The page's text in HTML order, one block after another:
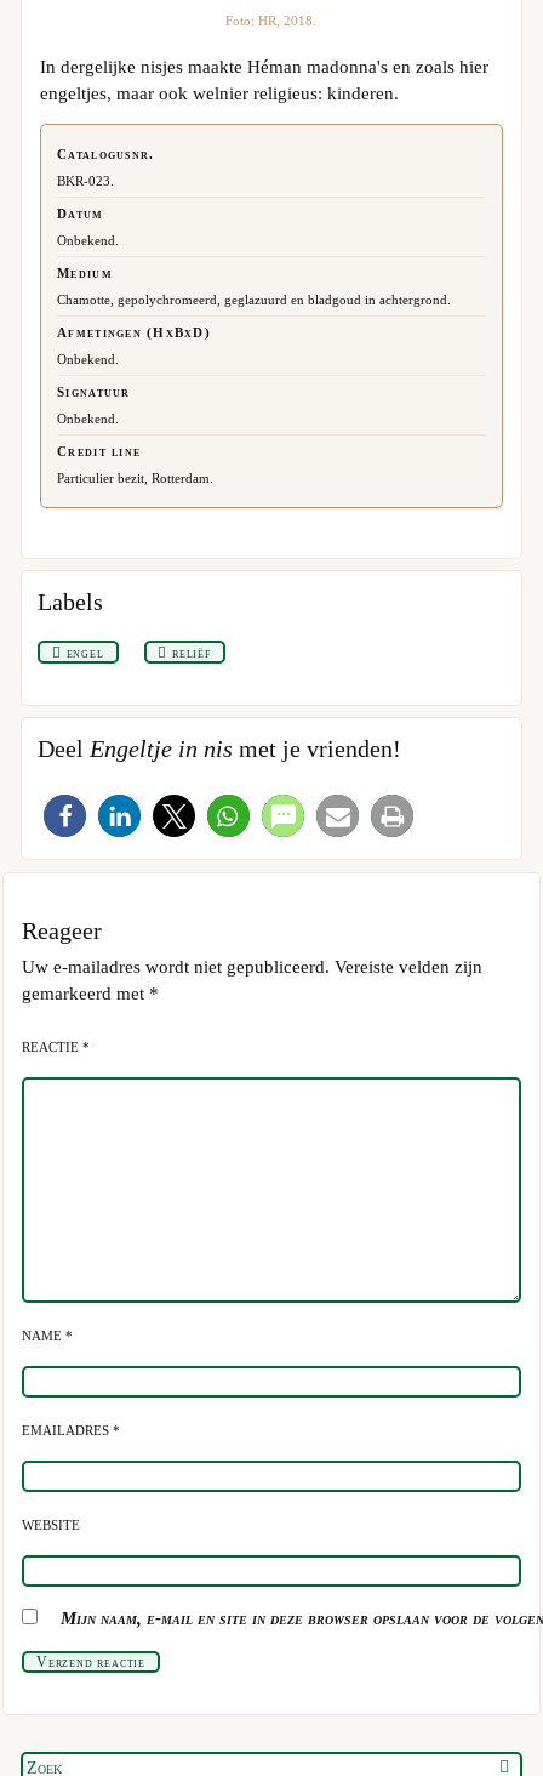
Foto: HR, 2018.
In dergelijke nisjes maakte Héman madonna's en zoals hier
engeltjes, maar ook welnier religieus: kinderen.
Catalogusnr.
BKR-023.
Datum
Onbekend.
Medium
Chamotte, gepolychromeerd, geglazuurd en bladgoud in achtergrond.
Afmetingen (HxBxD)
Onbekend.
Signatuur
Onbekend.
Credit line
Particulier bezit, Rotterdam.
Labels
engel reliëf
DeelEngeltje in nis met je vrienden!
Reageer
Uw e-mailadres wordt niet gepubliceerd. Vereiste velden zijn
gemarkeerd met *
REACTIE *
NAME *
EMAILADRES *
WEBSITE
Mijn naam, e-mail en site in deze browser opslaan voor de
Verzend reactie